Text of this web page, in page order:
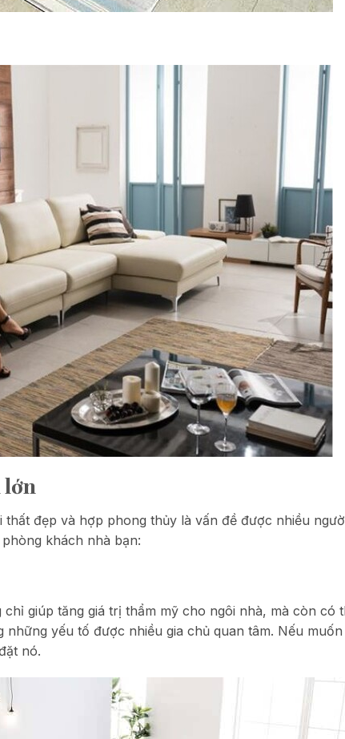
lớn
đẹp và hợp phong thủy là vấn đề được nhiều
khách nhà bạn:
giúp tăng giá trị thẩm mỹ cho ngôi nhà, mà còn có
yếu tố được nhiều gia chủ quan tâm. Nếu
nó.